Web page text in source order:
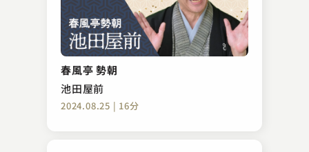
春風亭 勢朝
池田屋前
2024.08.25 | 16分
古今亭 菊龍
堀の内
2023.09.19 | 12分